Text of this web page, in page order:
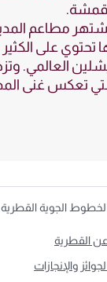
مطاعم
تحتوي على
العالمي.
تعكس غنى
الجوية القطرية
القطرية
والإنجازات